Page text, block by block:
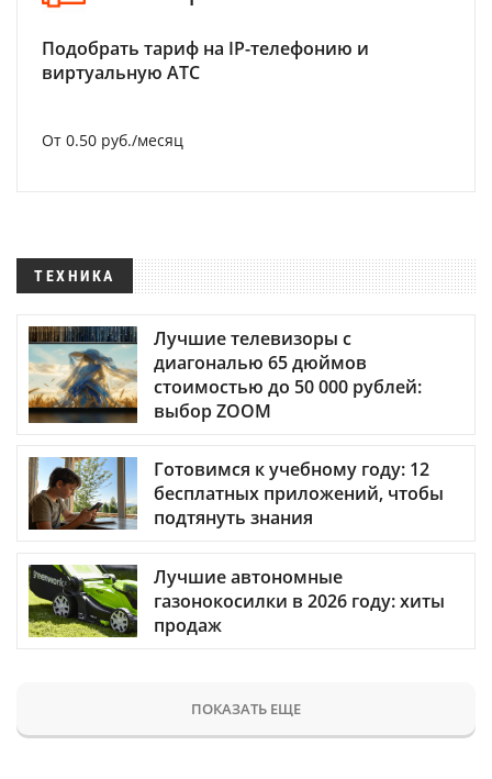
Подобрать тариф на IP-телефонию и
виртуальную АТС
От 0.50 руб./месяц
ТЕХНИКА
Лучшие телевизоры с
диагональю 65 дюймов
стоимостью до 50 000 рублей:
выбор ZOOM
Готовимся к учебному году: 12
бесплатных приложений, чтобы
подтянуть знания
Лучшие автономные
газонокосилки в 2026 году: хиты
продаж
ПОКАЗАТЬ ЕЩЕ